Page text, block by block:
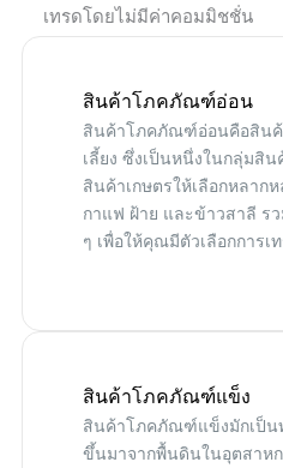
เทรดโดยไม่มีค่าคอมมิชชั่น
สินค้าโภคภัณฑ์อ่อน
สินค้าโภคภัณฑ์อ่อนคือสินค้
เลี้ยง ซึ่งเป็นหนึ่งในกลุ่มสิน
สินค้าเกษตรให้เลือกหลาก
กาแฟ ฝ้าย และข้าวสาลี ร
ๆ เพื่อให้คุณมีตัวเลือกการเ
สินค้าโภคภัณฑ์แข็ง
สินค้าโภคภัณฑ์แข็งมักเป็น
ขึ้นมาจากพื้นดินในอุตสาหก